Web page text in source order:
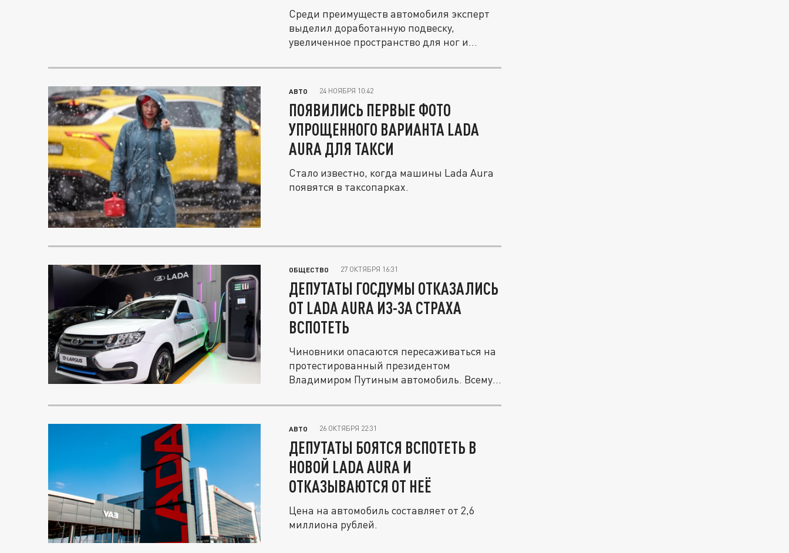
Среди преимуществ автомобиля эксперт
выделил доработанную подвеску,
увеличенное пространство для ног и
АВТО 24 НОЯБРЯ 10:42
ПОЯВИЛИСЬ ПЕРВЫЕ ФОТО
УПРОЩЕННОГО ВАРИАНТА LADA
AURA ДЛЯ ТАКСИ
Стало известно, когда машины Lada Aura
появятся в таксопарках.
ОБЩЕСТВО 27 ОКТЯБРЯ 16:31
ДЕПУТАТЫ ГОСДУМЫ ОТКАЗАЛИСЬ
ОТ LADA AURA ИЗ-ЗА СТРАХА
ВСПОТЕТЬ
Чиновники опасаются пересаживаться на
протестированный президентом
Владимиром Путиным автомобиль. Всему
АВТО 26 ОКТЯБРЯ 22:31
ДЕПУТАТЫ БОЯТСЯ ВСПОТЕТЬ В
НОВОЙ LADA AURA И
ОТКАЗЫВАЮТСЯ ОТ НЕЁ
Цена на автомобиль составляет от 2,6
миллиона рублей.